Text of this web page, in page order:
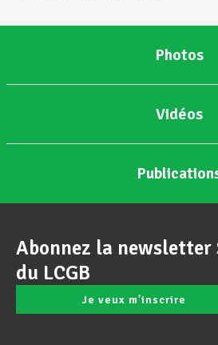
Photos
Vidéos
Abonnez la
du LCGB
Je veux m'inscrire